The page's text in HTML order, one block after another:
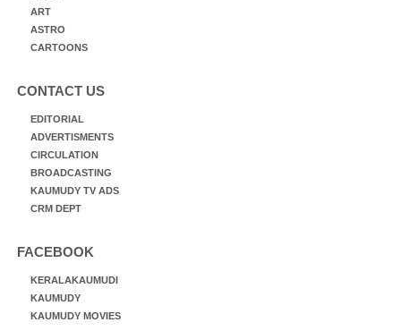
ART
ASTRO
CARTOONS
CONTACT US
EDITORIAL
ADVERTISMENTS
CIRCULATION
BROADCASTING
KAUMUDY TV ADS
CRM DEPT
FACEBOOK
KERALAKAUMUDI
KAUMUDY
KAUMUDY MOVIES